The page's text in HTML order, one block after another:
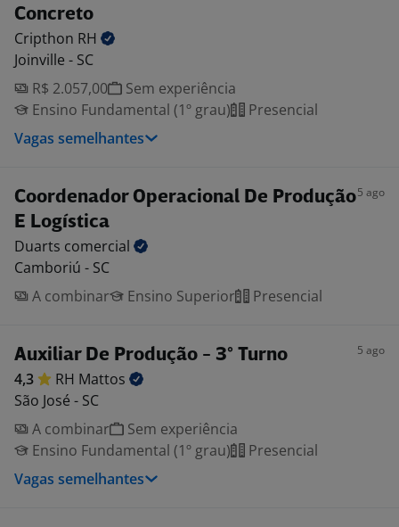
Concreto
Cripthon RH
Joinville - SC
R$ 2.057,00
Sem experiência
Ensino Fundamental (1º grau)
Presencial
Vagas semelhantes
Coordenador Operacional De Produção
E Logística
5 ago
Duarts comercial
Camboriú - SC
A combinar
Ensino Superior Presencial
Auxiliar De Produção - 3° Turno 5 ago
4,3 RH Mattos
São José - SC
A combinar
Sem experiência
Ensino Fundamental (1º grau)
Presencial
Vagas semelhantes